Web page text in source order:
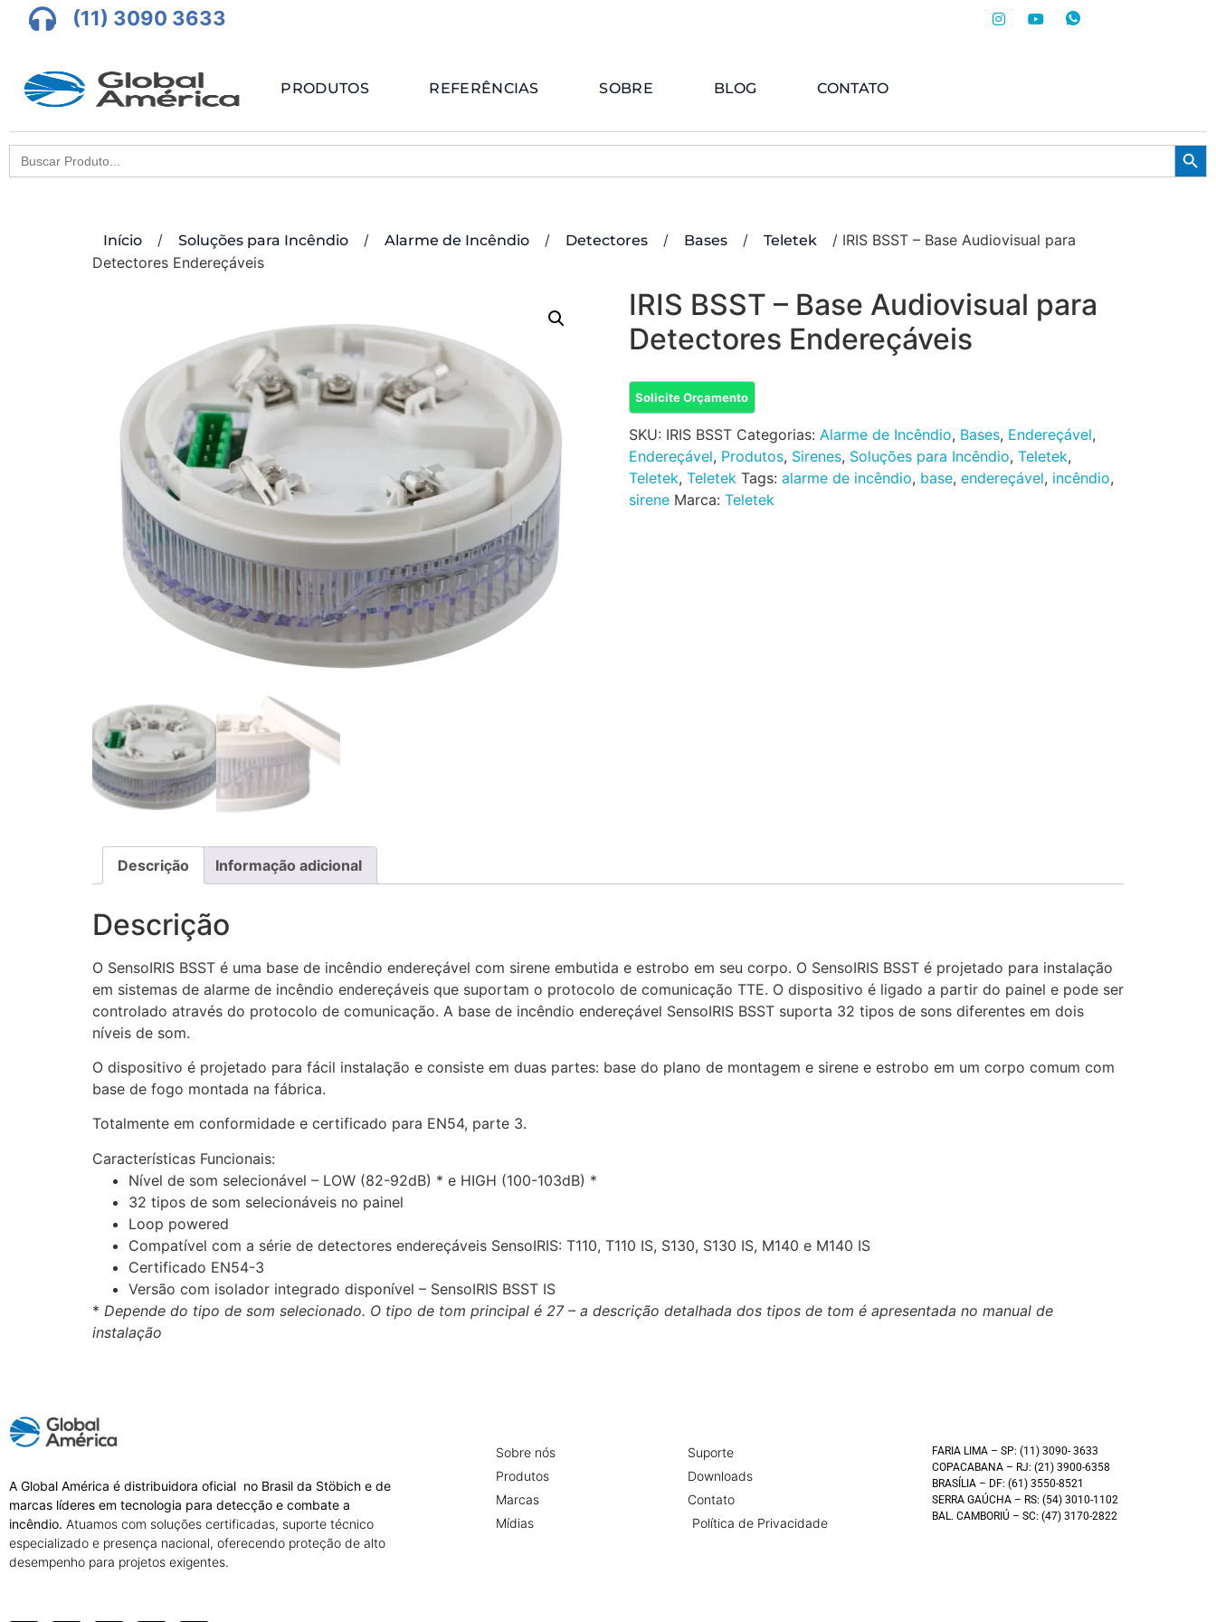
(11) 3090 3633
PRODUTOS REFERÊNCIAS SOBRE BLOG CONTATO
Search
for:
Início / Soluções para Incêndio / Alarme de Incêndio / Detectores / Bases / Teletek
/ IRIS BSST – Base Audiovisual para
Detectores Endereçáveis
IRIS BSST – Base Audiovisual para
Detectores Endereçáveis
Solicite Orçamento
SKU: IRIS BSST Categorias: Alarme de Incêndio, Bases, Endereçável,
Endereçável, Produtos, Sirenes, Soluções para Incêndio, Teletek,
Teletek, Teletek Tags: alarme de incêndio, base, endereçável, incêndio,
sirene Marca: Teletek
Descrição Informação adicional
Descrição
O SensoIRIS BSST é uma base de incêndio endereçável com sirene embutida e estrobo em seu corpo. O SensoIRIS BSST é projetado para instalação
em sistemas de alarme de incêndio endereçáveis ​​que suportam o protocolo de comunicação TTE. O dispositivo é ligado a partir do painel e pode ser
controlado através do protocolo de comunicação. A base de incêndio endereçável SensoIRIS BSST suporta 32 tipos de sons diferentes em dois
níveis de som.
O dispositivo é projetado para fácil instalação e consiste em duas partes: base do plano de montagem e sirene e estrobo em um corpo comum com
base de fogo montada na fábrica.
Totalmente em conformidade e certificado para EN54, parte 3.
Características Funcionais:
Nível de som selecionável – LOW (82-92dB) * e HIGH (100-103dB) *
32 tipos de som selecionáveis ​​no painel
Loop powered
Compatível com a série de detectores endereçáveis ​​SensoIRIS: T110, T110 IS, S130, S130 IS, M140 e M140 IS
Certificado EN54-3
Versão com isolador integrado disponível – SensoIRIS BSST IS
* Depende do tipo de som selecionado. O tipo de tom principal é 27 – a descrição detalhada dos tipos de tom é apresentada no manual de
instalação
A Global América é distribuidora oficial no Brasil da Stöbich e de
marcas líderes em tecnologia para detecção e combate a
incêndio. Atuamos com soluções certificadas, suporte técnico
especializado e presença nacional, oferecendo proteção de alto
desempenho para projetos exigentes.
Sobre nós
Produtos
Marcas
Mídias
Suporte
Downloads
Contato
Política de Privacidade
FARIA LIMA – SP: (11) 3090- 3633
COPACABANA – RJ: (21) 3900-6358
BRASÍLIA – DF: (61) 3550-8521
SERRA GAÚCHA – RS: (54) 3010-1102
BAL. CAMBORIÚ – SC: (47) 3170-2822